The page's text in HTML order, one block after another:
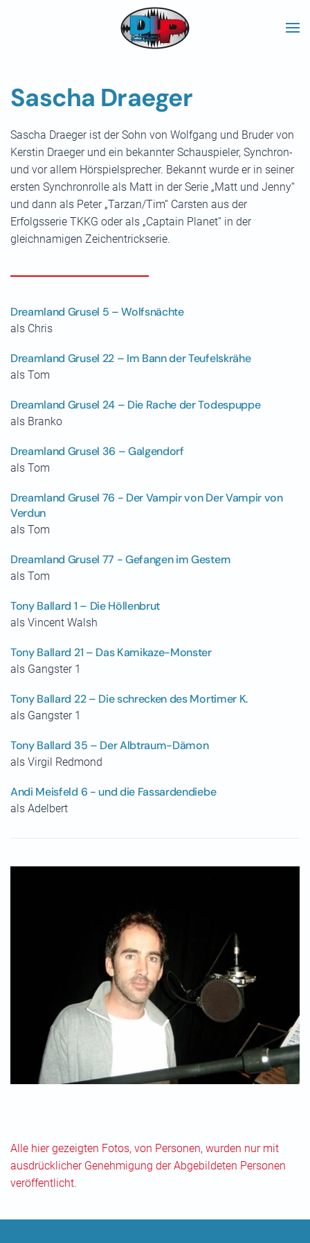
Skip to main content
Sascha Draeger
Sascha Draeger ist der Sohn von Wolfgang und Bruder von
Kerstin Draeger und ein bekannter Schauspieler, Synchron-
und vor allem Hörspielsprecher. Bekannt wurde er in seiner
ersten Synchronrolle als Matt in der Serie „Matt und Jenny“
und dann als Peter „Tarzan/Tim“ Carsten aus der
Erfolgsserie TKKG oder als „Captain Planet“ in der
gleichnamigen Zeichentrickserie.
Dreamland Grusel 5 – Wolfsnächte
als Chris
Dreamland Grusel 22 – Im Bann der Teufelskrähe
als Tom
Dreamland Grusel 24 – Die Rache der Todespuppe
als Branko
Dreamland Grusel 36 – Galgendorf
als Tom
Dreamland Grusel 76 - Der Vampir von Der Vampir von
Verdun
als Tom
Dreamland Grusel 77 - Gefangen im Gestern
als Tom
Tony Ballard 1 – Die Höllenbrut
als Vincent Walsh
Tony Ballard 21 – Das Kamikaze-Monster
als Gangster 1
Tony Ballard 22 – Die schrecken des Mortimer K.
als Gangster 1
Tony Ballard 35 – Der Albtraum-Dämon
als Virgil Redmond
Andi Meisfeld 6 - und die Fassardendiebe
als Adelbert
Alle hier gezeigten Fotos, von Personen, wurden nur mit
ausdrücklicher Genehmigung der Abgebildeten Personen
veröffentlicht.